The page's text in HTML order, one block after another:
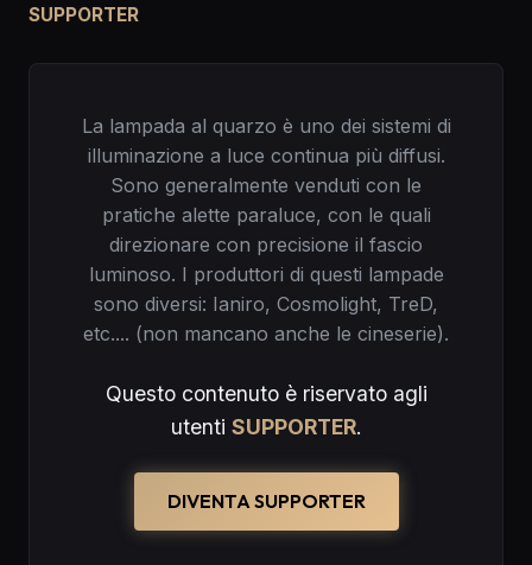
SUPPORTER
La lampada al quarzo è uno dei sistemi di
illuminazione a luce continua più diffusi.
Sono generalmente venduti con le
pratiche alette paraluce, con le quali
direzionare con precisione il fascio
luminoso. I produttori di questi lampade
sono diversi: Ianiro, Cosmolight, TreD,
etc.... (non mancano anche le cineserie).
Questo contenuto è riservato agli
utenti SUPPORTER.
DIVENTA SUPPORTER